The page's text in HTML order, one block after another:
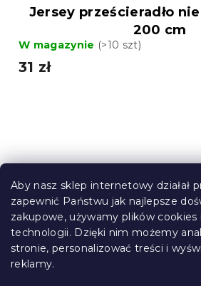
Aby nasz sklep internetowy działał
zapewnić Państwu jak najlepsze
zakupowe, używamy plików cookies
technologii. Dzięki nim możemy
stronie, personalizować treści i
reklamy.
Jersey prześcieradło
200 cm
W magazynie (>10 szt)
31 zł